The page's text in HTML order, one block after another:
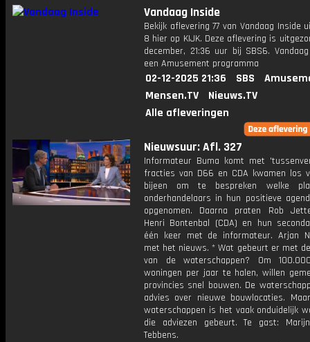
Vandaag Inside
Bekijk aflevering 77 van Vandaag Inside
8 hier op KIJK. Deze aflevering is
december, 21:36 uur bij SBS6.
een Amusement programma
02-12-2025 21:36 SBS
Mensen.TV
Nieuws.TV
Alle afleveringen
Nieuwsuur: Afl. 327
Informateur Buma komt met
fracties van D66 en CDA kwamen los
bijeen om te bespreken welke
onderhandelaars in hun positieve
opgenomen. Daarna praten Rob
Henri Bontenbal (CDA) en hun
één keer met de informateur. Arjan
met het nieuws. * Wat gebeurt er met
van de waterschappen? Om
woningen per jaar te halen, willen
provincies snel bouwen. De
advies over nieuwe bouwlocaties.
waterschappen is het vaak onduidelijk
die adviezen gebeurt. Te gast:
Tebbens.